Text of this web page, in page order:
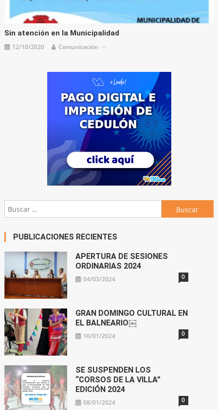
Sin atención en la Municipalidad
12/10/2020 Comunicación
Buscar:
PUBLICACIONES RECIENTES
APERTURA DE SESIONES
ORDINARIAS 2024
04/03/2024 0
GRAN DOMINGO CULTURAL EN
EL BALNEARIO￼
16/01/2024 0
SE SUSPENDEN LOS
“CORSOS DE LA VILLA”
EDICIÓN 2024
08/01/2024 0